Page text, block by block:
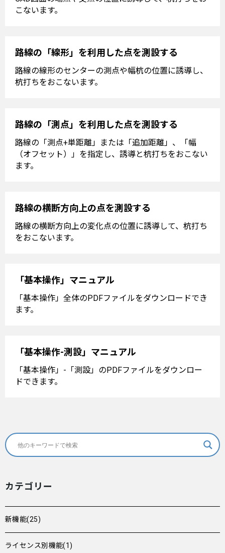
こないます。
路線の「線形」を利用した点を測設する
路線の線形のセンターの測点や幅杭の位置に誘導し、
杭打ちをおこないます。
路線の「測点」を利用した点を測設する
路線の「測点+単距離」または「追加距離」、「幅
（オフセット）」を指定し、誘導と杭打ちをおこない
ます。
路線の横断方向上の点を測設する
路線の横断方向上の変化点の位置に誘導して、杭打ち
をおこないます。
「基本操作」マニュアル
「基本操作」全体のPDFファイルをダウンロードでき
ます。
「基本操作-測設」マニュアル
「基本操作」-「測設」のPDFファイルをダウンロー
ドできます。
カテゴリー
新機能(25)
ライセンス別機能(1)